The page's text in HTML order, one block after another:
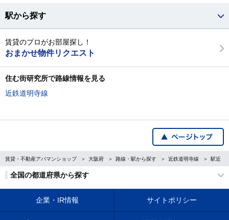
駅から探す
賃貸のプロがお部屋探し！
おまかせ物件リクエスト
住む街研究所で路線情報を見る
近鉄道明寺線
賃貸・不動産アパマンショップ 大阪府 路線・駅から探す 近鉄道明寺線 駅近
全国の都道府県から探す
企業・IR情報 サイトポリシー